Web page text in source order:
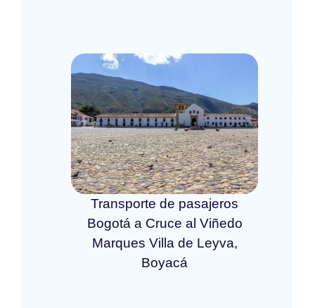
Transporte de pasajeros
Bogotá a Cruce al Viñedo
Marques Villa de Leyva,
Boyacá